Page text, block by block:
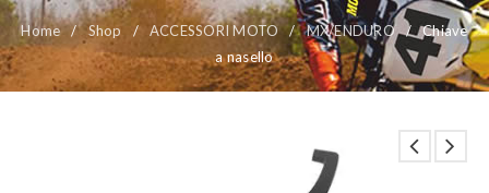
Home / Shop / ACCESSORI MOTO / MX/ENDURO /
Chiave
a nasello